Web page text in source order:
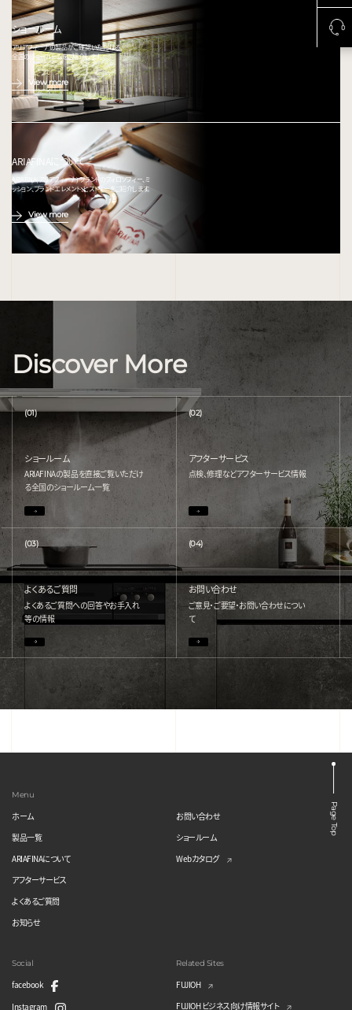
ショールーム
アリアフィーナの製品がご確認いただける、
全国のショールームをご紹介します。
View more
ARIAFINAについて
ARIAFINA(アリアフィーナ) ブランドのフィロソフィー、ミ
ッション、ブランドエレメント、ヒストリーをご紹介します。
View more
Discover More
(01)
ショールーム
ARIAFINAの製品を直接ご覧いただけ
る全国のショールーム一覧
(02)
アフターサービス
点検、修理などアフターサービス情報
(03)
よくあるご質問
よくあるご質問への回答やお手入れ
等の情報
(04)
お問い合わせ
ご意見・ご要望・お問い合わせについ
て
Page Top
Menu
ホーム
製品一覧
ARIAFINAについて
アフターサービス
よくあるご質問
お知らせ
お問い合わせ
ショールーム
Webカタログ
Social
facebook
Instagram
Related Sites
FUJIOH
FUJIOH ビジネス向け情報サイト